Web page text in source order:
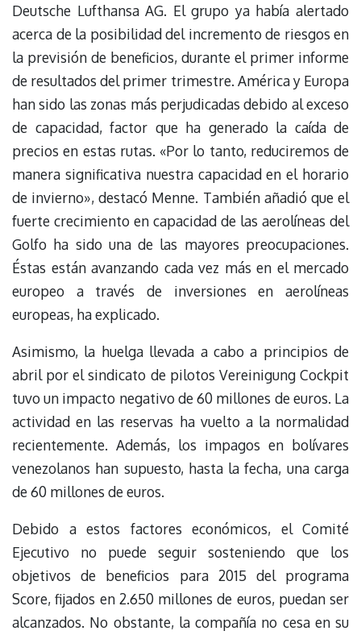
Deutsche Lufthansa AG. El grupo ya había alertado
acerca de la posibilidad del incremento de riesgos en
la previsión de beneficios, durante el primer informe
de resultados del primer trimestre. América y Europa
han sido las zonas más perjudicadas debido al exceso
de capacidad, factor que ha generado la caída de
precios en estas rutas. «Por lo tanto, reduciremos de
manera significativa nuestra capacidad en el horario
de invierno», destacó Menne. También añadió que el
fuerte crecimiento en capacidad de las aerolíneas del
Golfo ha sido una de las mayores preocupaciones.
Éstas están avanzando cada vez más en el mercado
europeo a través de inversiones en aerolíneas
europeas, ha explicado.
Asimismo, la huelga llevada a cabo a principios de
abril por el sindicato de pilotos Vereinigung Cockpit
tuvo un impacto negativo de 60 millones de euros. La
actividad en las reservas ha vuelto a la normalidad
recientemente. Además, los impagos en bolívares
venezolanos han supuesto, hasta la fecha, una carga
de 60 millones de euros.
Debido a estos factores económicos, el Comité
Ejecutivo no puede seguir sosteniendo que los
objetivos de beneficios para 2015 del programa
Score, fijados en 2.650 millones de euros, puedan ser
alcanzados. No obstante, la compañía no cesa en su